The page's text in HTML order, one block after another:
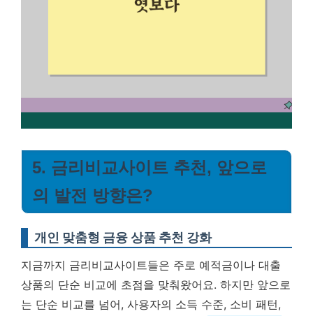
5. 금리비교사이트 추천, 앞으로
의 발전 방향은?
개인 맞춤형 금융 상품 추천 강화
지금까지 금리비교사이트들은 주로 예적금이나 대출
상품의 단순 비교에 초점을 맞춰왔어요. 하지만 앞으로
는 단순 비교를 넘어, 사용자의 소득 수준, 소비 패턴,